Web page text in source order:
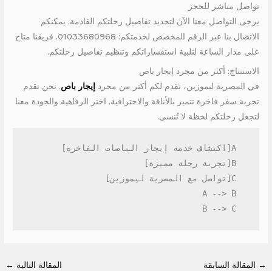
تواصل مباشر للحجز
يرجى التواصل معنا الآن لتحديد تفاصيل رحلتكم القادمة. يمكنكم
الاتصال بنا عبر الرقم المخصص لخدمتكم: 01033680968. فريقنا متاح
على مدار الساعة لتلبية استفساراتكم وتنظيم تفاصيل رحلتكم.
الاستنتاج: أكثر من مجرد إيجار باص
في المصرية ليموزين، نقدم لكم أكثر من مجرد
إيجار باص. نحن نقدم
تجربة سفر فاخرة تتميز بالأناقة والاحترافية. اختر الرفاهية والجودة معنا
لتجعل رحلتكم لحظة لا تُنسى.
  A --> B
→ المقالة السابقة المقالة التالية ←